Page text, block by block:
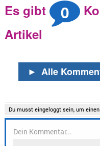
Es gibt 0
Artikel
► Alle